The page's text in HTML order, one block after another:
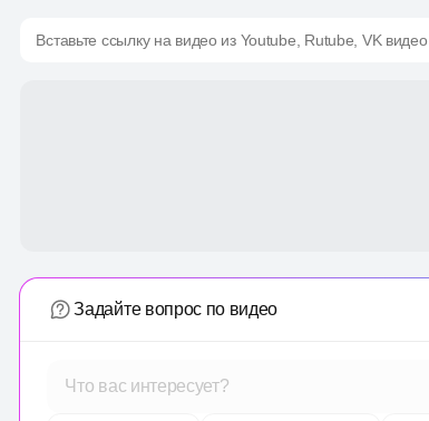
Вставьте ссылку на видео из Youtube, Rutube, VK видео
Задайте вопрос по видео
Что вас интересует?